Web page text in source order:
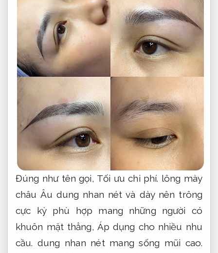
Đúng như tên gọi, Tối ưu chi phí. lông mày
châu Âu dung nhan nét và dày nên trông
cực kỳ phù hợp mang những người có
khuôn mặt thẳng, Áp dụng cho nhiều nhu
cầu. dung nhan nét mang sống mũi cao.